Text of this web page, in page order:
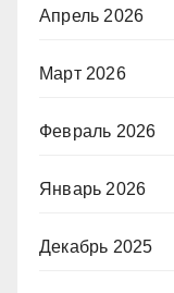
Апрель 2026
Март 2026
Февраль 2026
Январь 2026
Декабрь 2025